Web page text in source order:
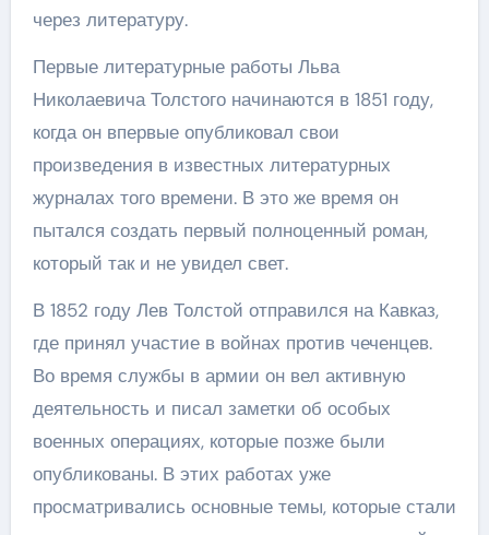
через литературу.
Первые литературные работы Льва
Николаевича Толстого начинаются в 1851 году,
когда он впервые опубликовал свои
произведения в известных литературных
журналах того времени. В это же время он
пытался создать первый полноценный роман,
который так и не увидел свет.
В 1852 году Лев Толстой отправился на Кавказ,
где принял участие в войнах против чеченцев.
Во время службы в армии он вел активную
деятельность и писал заметки об особых
военных операциях, которые позже были
опубликованы. В этих работах уже
просматривались основные темы, которые стали